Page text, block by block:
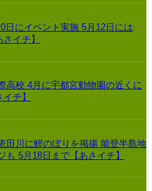
日にイベント実施 5月12日には
イチ】
高校 4月に宇都宮動物園の近くに
チ】
田川に鯉のぼりを掲揚 能登半島地
5月18日まで【あさイチ】